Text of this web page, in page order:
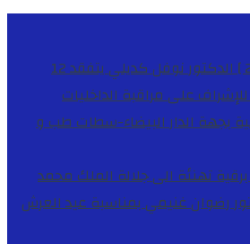
الدكتور نوفل كديلي يتفقد 12
على مراقبة الداخليات
بجهة الدار البيضاء-سطاتطب و
برقية تهنئة الى جلالة الملك محمد
رضوان غنيمي بمناسبة عيد العرش